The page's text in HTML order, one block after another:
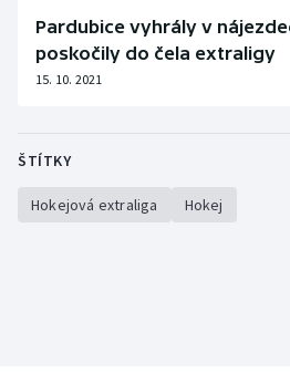
Stolní tenis
Pardubice vyhrály v
poskočily do čela extraligy
15. 10. 2021
ŠTÍTKY
Hokejová extraliga Hokej